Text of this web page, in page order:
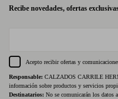
Recibe novedades, ofertas
Acepto recibir ofertas y
Responsable: CALZADOS CARRILE
información sobre productos y servicios
Destinatarios: No se comunicarán los datos